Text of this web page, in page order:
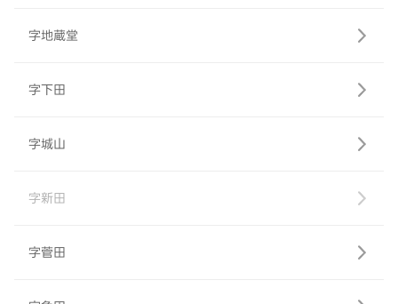
字地蔵堂
字下田
字城山
字新田
字菅田